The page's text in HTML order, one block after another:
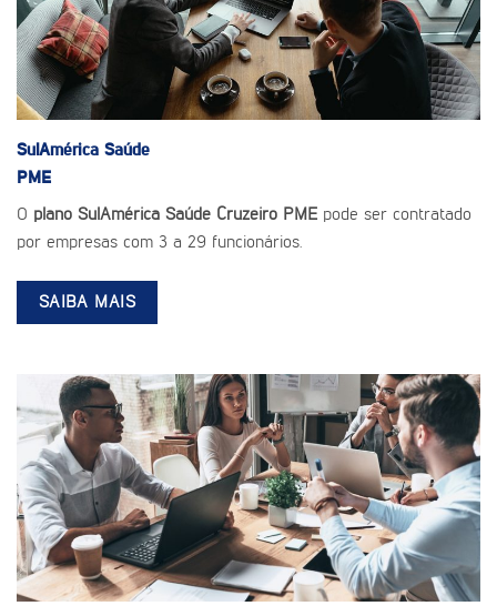
SulAmérica Saúde
PME
O plano SulAmérica Saúde Cruzeiro PME pode ser contratado
por empresas com 3 a 29 funcionários.
SAIBA MAIS